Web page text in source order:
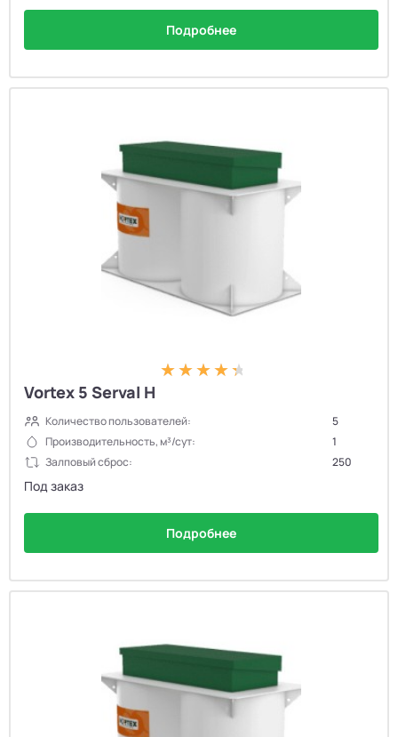
Подробнее
Vortex 5 Serval H
Количество пользователей:
5
Производительность, м³/сут:
1
Залповый сброс:
250
Под заказ
Подробнее